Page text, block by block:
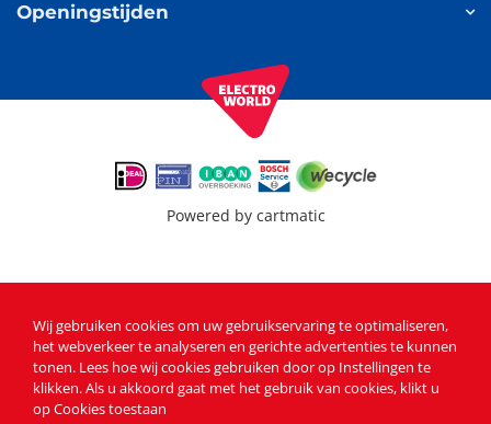
Openingstijden
Powered by cartmatic
Wij gebruiken cookies om uw gebruikservaring te optimaliseren,
het webverkeer te analyseren en gerichte advertenties te kunnen
tonen. Lees hoe wij cookies gebruiken door op Instellingen te
klikken. Als u akkoord gaat met het gebruik van cookies, klikt u
op Cookies toestaan